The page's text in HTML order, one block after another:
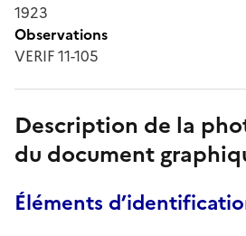
1923
Observations
VERIF 11-105
Description de la
du document
Éléments